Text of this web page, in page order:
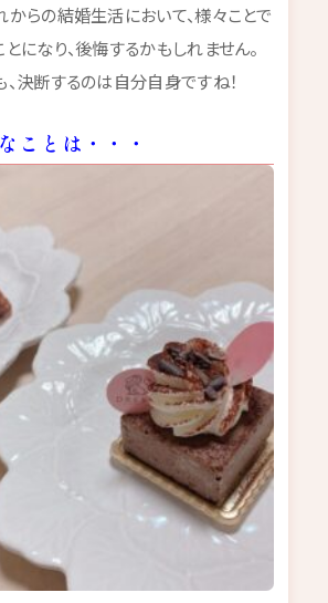
らの結婚生活において、様々ことで
になり、後悔するかもしれません。
決断するのは自分自身ですね！
ことは・・・